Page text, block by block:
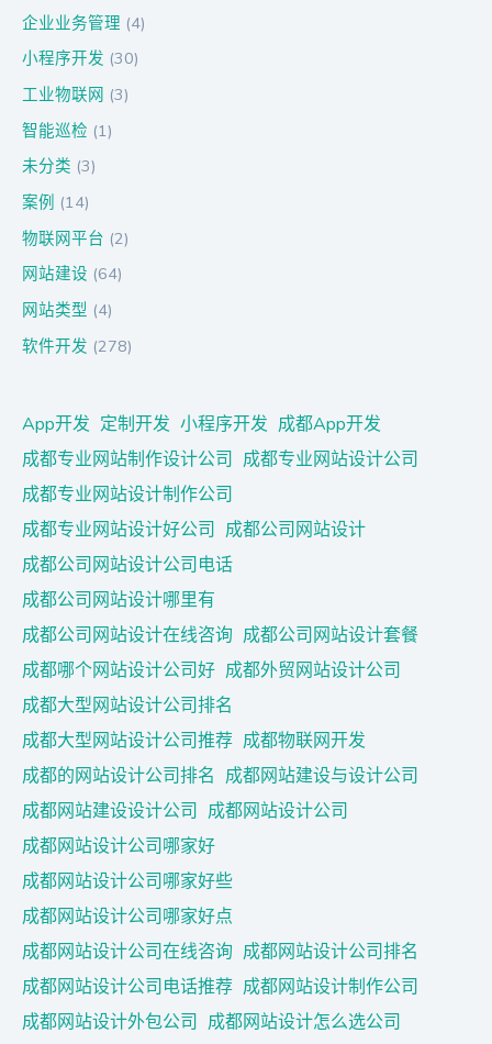
企业业务管理 (4)
小程序开发 (30)
工业物联网 (3)
智能巡检 (1)
未分类 (3)
案例 (14)
物联网平台 (2)
网站建设 (64)
网站类型 (4)
软件开发 (278)
App开发 定制开发 小程序开发 成都App开发
成都专业网站制作设计公司 成都专业网站设计公司
成都专业网站设计制作公司
成都专业网站设计好公司 成都公司网站设计
成都公司网站设计公司电话
成都公司网站设计哪里有
成都公司网站设计在线咨询 成都公司网站设计套餐
成都哪个网站设计公司好 成都外贸网站设计公司
成都大型网站设计公司排名
成都大型网站设计公司推荐 成都物联网开发
成都的网站设计公司排名 成都网站建设与设计公司
成都网站建设设计公司 成都网站设计公司
成都网站设计公司哪家好
成都网站设计公司哪家好些
成都网站设计公司哪家好点
成都网站设计公司在线咨询 成都网站设计公司排名
成都网站设计公司电话推荐 成都网站设计制作公司
成都网站设计外包公司 成都网站设计怎么选公司